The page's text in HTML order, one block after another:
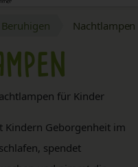
Nachtlampen
für Kinder
Kindern Geborgenheit im
spendet